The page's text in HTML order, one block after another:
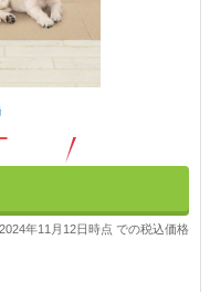
年11月12日時点 での税込価格